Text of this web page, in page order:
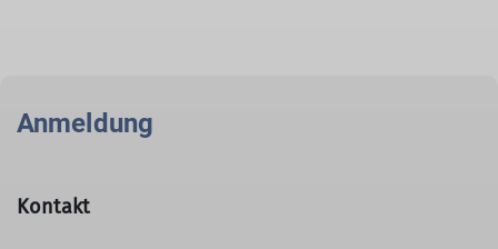
Anmeldung
Kontakt